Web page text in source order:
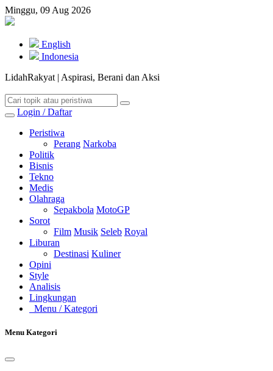
Minggu, 09 Aug 2026
English
Indonesia
LidahRakyat | Aspirasi, Berani dan Aksi
Login / Daftar
Peristiwa
Perang Narkoba
Politik
Bisnis
Tekno
Medis
Olahraga
Sepakbola MotoGP
Sorot
Film Musik Seleb Royal
Liburan
Destinasi Kuliner
Opini
Style
Analisis
Lingkungan
Menu / Kategori
Menu Kategori